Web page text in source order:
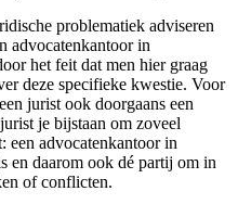
problematiek adviseren
advocatenkantoor in
het feit dat men hier graag
deze specifieke kwestie. Voor
jurist ook doorgaans een
je bijstaan om zoveel
een advocatenkantoor in
en daarom ook dé partij om in
of conflicten.